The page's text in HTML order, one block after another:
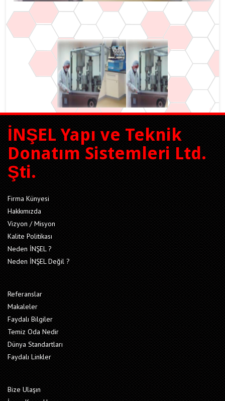
İNŞEL Yapı ve Teknik
Donatım Sistemleri Ltd.
Şti.
Firma Künyesi
Hakkımızda
Vizyon / Misyon
Kalite Politikası
Neden İNŞEL ?
Neden İNŞEL Değil ?
Referanslar
Makaleler
Faydalı Bilgiler
Temiz Oda Nedir
Dünya Standartları
Faydalı Linkler
Bize Ulaşın